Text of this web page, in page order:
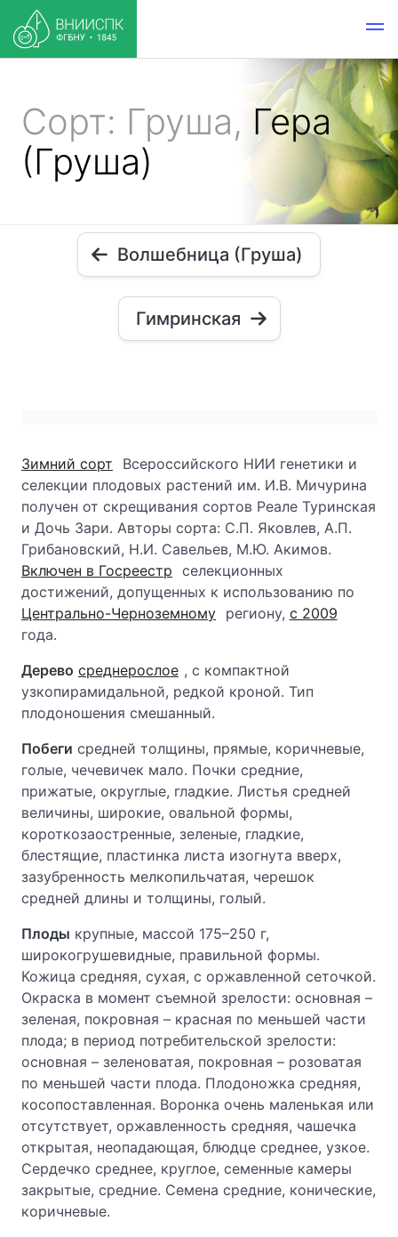
Сорт: Груша, Гера
(Груша)
Волшебница (Груша)
Гимринская
Зимний сорт
Всероссийского НИИ генетики и
селекции плодовых растений им. И.В. Мичурина
получен от скрещивания сортов Реале Туринская
и Дочь Зари. Авторы сорта: С.П. Яковлев, А.П.
Грибановский, Н.И. Савельев, М.Ю. Акимов.
Включен в Госреестр селекционных
достижений, допущенных к использованию по
Центрально-Черноземному региону, с 2009
года.
Дерево среднерослое , с компактной
узкопирамидальной, редкой кроной. Тип
плодоношения смешанный.
Побеги средней толщины, прямые, коричневые,
голые, чечевичек мало. Почки средние,
прижатые, округлые, гладкие. Листья средней
величины, широкие, овальной формы,
короткозаостренные, зеленые, гладкие,
блестящие, пластинка листа изогнута вверх,
зазубренность мелкопильчатая, черешок
средней длины и толщины, голый.
Плоды крупные, массой 175–250 г,
широкогрушевидные, правильной формы.
Кожица средняя, сухая, с оржавленной сеточкой.
Окраска в момент съемной зрелости: основная –
зеленая, покровная – красная по меньшей части
плода; в период потребительской зрелости:
основная – зеленоватая, покровная – розоватая
по меньшей части плода. Плодоножка средняя,
косопоставленная. Воронка очень маленькая или
отсутствует, оржавленность средняя, чашечка
открытая, неопадающая, блюдце среднее, узкое.
Сердечко среднее, круглое, семенные камеры
закрытые, средние. Семена средние, конические,
коричневые.